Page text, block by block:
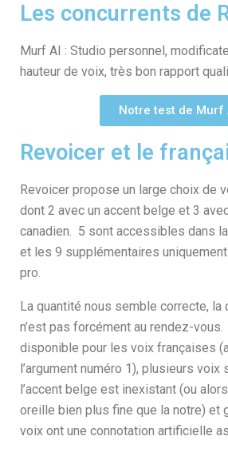
Les concurrents de
Murf AI : Studio personnel,
hauteur de voix, très bon rapport
Notre test de Murf
Revoicer et le
Revoicer propose un large choix de
dont 2 avec un accent belge et 3
canadien. 5 sont accessibles dans
et les 9 supplémentaires
pro.
La quantité nous semble correcte, la
n’est pas forcément au rendez-
disponible pour les voix françaises
l’argument numéro 1), plusieurs voix
l’accent belge est inexistant (ou
oreille bien plus fine que la notre) et
voix ont une connotation artificielle